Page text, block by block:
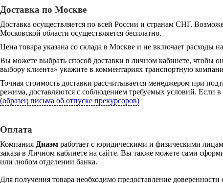
Доставка по Москве
Доставка осуществляется по всей России и странам СНГ.
Московской области осуществляется бесплатно.
Цена товара указана со склада в Москве и не включает расходы
Вы можете выбрать способ доставки в личном кабинете, чтобы
выбору клиента» укажите в комментариях транспортную
Точная стоимость доставки рассчитывается менеджером при
режима, доставляются с соблюдением требуемых условий. Если
(образец письма об отпуске прекурсоров)
Оплата
Компания Диаэм работает с юридическими и физическими
заказа в Личном кабинете на сайте. Вы также можете сами
или любом отделении банка.
Для получения товара необходимо предоставление